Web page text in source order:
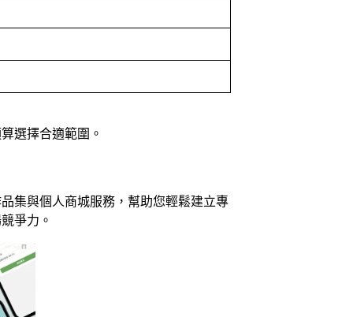
選擇合適範圍。
集與個人商城服務，幫助您輕鬆建立專
爭力。